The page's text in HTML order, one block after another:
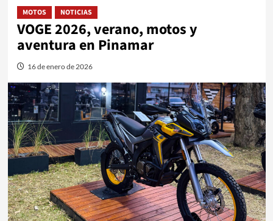
MOTOS NOTICIAS
VOGE 2026, verano, motos y
aventura en Pinamar
16 de enero de 2026